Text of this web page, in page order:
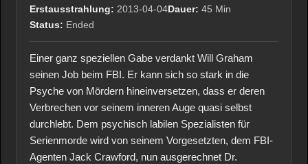
Erstausstrahlung: 2013-04-04Dauer: 45 Min
Status: Ended
Einer ganz speziellen Gabe verdankt Will Graham
seinen Job beim FBI. Er kann sich so stark in die
Psyche von Mördern hineinversetzen, dass er deren
Verbrechen vor seinem inneren Auge quasi selbst
durchlebt. Dem psychisch labilen Spezialisten für
Serienmorde wird von seinem Vorgesetzten, dem FBI-
Agenten Jack Crawford, nun ausgerechnet Dr.